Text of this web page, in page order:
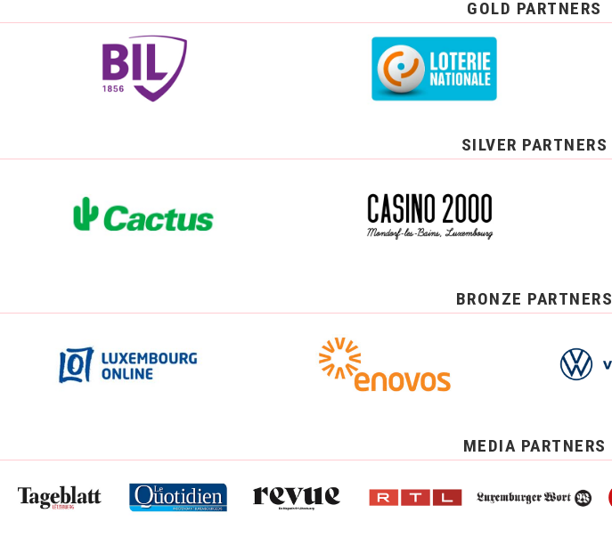
GOLD PARTNERS
SILVER PARTNERS
BRONZE PARTNERS
MEDIA PARTNERS